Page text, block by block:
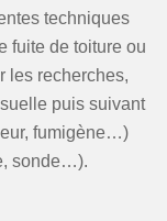
techniques
fuite de toiture ou
les recherches,
puis suivant
fumigène…)
sonde…).